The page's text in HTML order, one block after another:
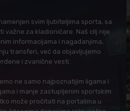
svim ljubiteljima sporta, sa
važne za kladioničare. Naš cilj nije
informacijama i nagađanjima,
transferi, već da objavljujemo
i zvanične vesti.
ne samo najpoznatijim ligama i
i manje zastupljenim sportskim
može pročitati na portalima u